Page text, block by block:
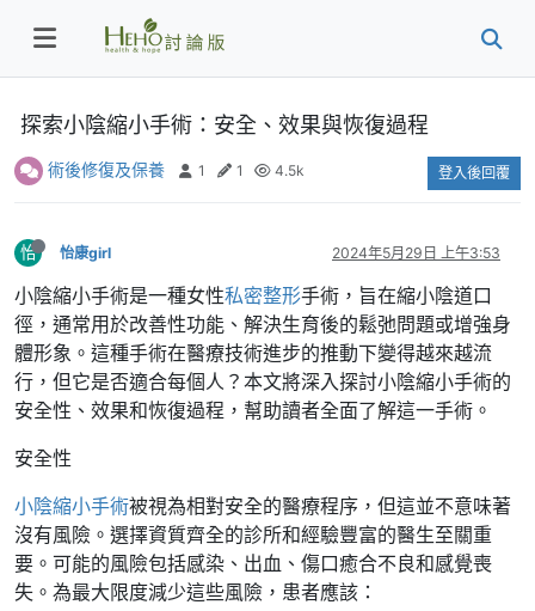
探索小陰縮小手術：安全、效果與恢復過程
術後修復及保養 1 1 4.5k 登入後回覆
怡 怡康girl 2024年5月29日 上午3:53
小陰縮小手術是一種女性私密整形手術，旨在縮小陰道口
徑，通常用於改善性功能、解決生育後的鬆弛問題或增強身
體形象。這種手術在醫療技術進步的推動下變得越來越流
行，但它是否適合每個人？本文將深入探討小陰縮小手術的
安全性、效果和恢復過程，幫助讀者全面了解這一手術。
安全性
小陰縮小手術被視為相對安全的醫療程序，但這並不意味著
沒有風險。選擇資質齊全的診所和經驗豐富的醫生至關重
要。可能的風險包括感染、出血、傷口癒合不良和感覺喪
失。為最大限度減少這些風險，患者應該：